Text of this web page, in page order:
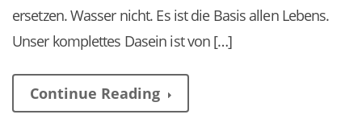
ersetzen. Wasser nicht. Es ist die Basis allen Lebens.
Unser komplettes Dasein ist von […]
Continue Reading